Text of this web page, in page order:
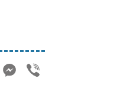
WhatsApp
Messenger